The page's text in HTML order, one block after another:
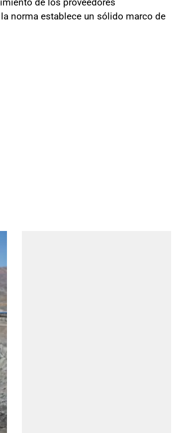
norma establece un sólido marco de